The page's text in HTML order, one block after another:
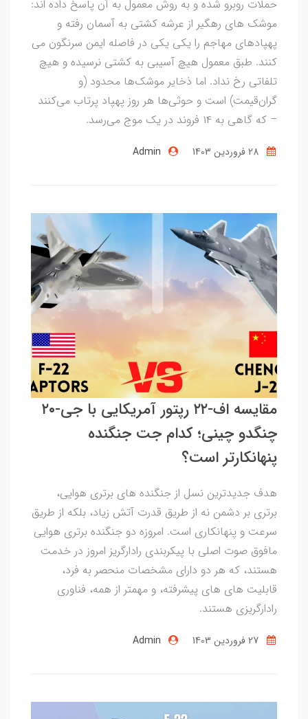
حملات روبرو شده و به روش معمول به آن پاسخ داده اند:
موشک های رهگیر از عرشه کشتی به آسمان رفته و
پهپادهای مهاجم را یکی یکی در فاصله ایمن سرنگون می
کنند. طبق معمول هیچ آسیبی به کشتی نرسیده و هیچ
تلفاتی رخ نداد. اما ذخایر موشک‌ها محدود (و
گران‌قیمت) است و حوثی‌ها هر روز پهپاد پرتاب می‌کنند
– که گاهی به ۱۴ فروند در یک موج می‌رسد.
Admin
مقایسه اف-۲۲ رپتور آمریکایی با جی-۲۰
چنگدو چینی؛ کدام جت جنگنده
پنهانکارتر است؟
هدف جدیدترین نسل از جنگنده های برتری هوایی،
برتری بر دشمن نه از طریق قدرت آتش زیاد، بلکه از طریق
سرعت و پنهانکاری است. امروزه دو جنگنده برتری هوایی
مافوق صوت اصلی با پیکربندی رادارگریز امروز در خدمت
هستند، که هر دو دارای مشخصات منحصر به فرد،
قابلیت های های پیشرفته، و مهمتر از همه، فناوری
رادارگریزی هستند.
Admin